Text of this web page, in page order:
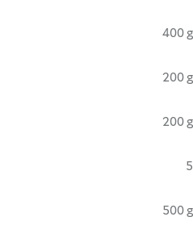
400 g
200 g
200 g
5
500 g